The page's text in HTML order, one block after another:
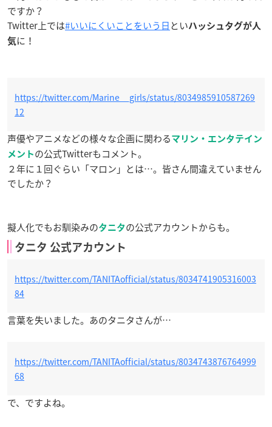
ですか？
Twitter上では#いいにくいことをいう日といハッシュタグが人
気 に！
https://twitter.com/Marine__girls/status/8034985910587269
12
声優やアニメなどの様々な企画に関わる マリン・エンタテイン
メント の公式Twitterもコメント。
２年に１回ぐらい「マロン」とは…。皆さん間違えていません
でしたか？
擬人化でもお馴染みのタニタの公式アカウントからも。
タニタ 公式アカウント
https://twitter.com/TANITAofficial/status/8034741905316003
84
言葉を失いました。あのタニタさんが…
https://twitter.com/TANITAofficial/status/8034743876764999
68
で、ですよね。